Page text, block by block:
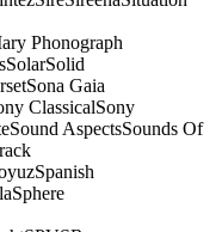
Phonograph
SolarSolid
Sona Gaia
ClassicalSony
Sound AspectsSounds Of
Spanish
Sphere